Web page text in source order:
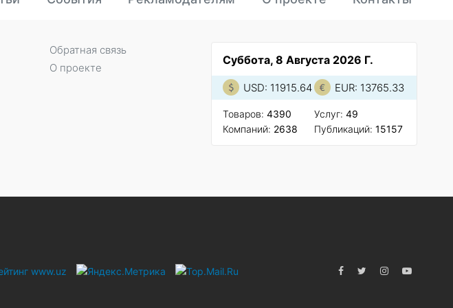
Суббота, 8 Августа 2026 Г.
USD: 11915.64 EUR: 13765.33
Товаров: 4390
Компаний: 2638
Услуг: 49
Публикаций: 15157
Обратная связь
О проекте